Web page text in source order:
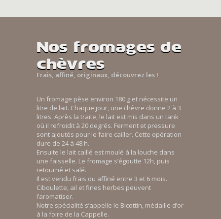
Nos fromages de
chèvres
Frais, affiné, originaux, découvrez les !
Un fromage pèse environ 180 g et nécessite un
litre de lait. Chaque jour, une chèvre donne 2 à 3
litres. Après la traite, le lait est mis dans un tank
où il refroidit à 20 degrés. Ferment et pressure
sont ajoutés pour le faire cailler. Cette opération
dure de 24 à 48 h.
Ensuite le lait caillé est moulé à la louche dans
une faisselle. Le fromage s’égoutte 12h, puis
retourné et salé.
Il est vendu frais ou affiné entre 3 et 6 mois.
Ciboulette, ail et fines herbes peuvent
l’aromatiser.
Notre spécialité s’appelle le Bicottin, médaille d’or
à la foire de la Cappelle.